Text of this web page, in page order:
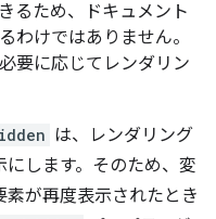
るため、ドキュメント
わけではありません。
要に応じてレンダリン
は、レンダリング
します。そのため、変
が再度表示されたとき